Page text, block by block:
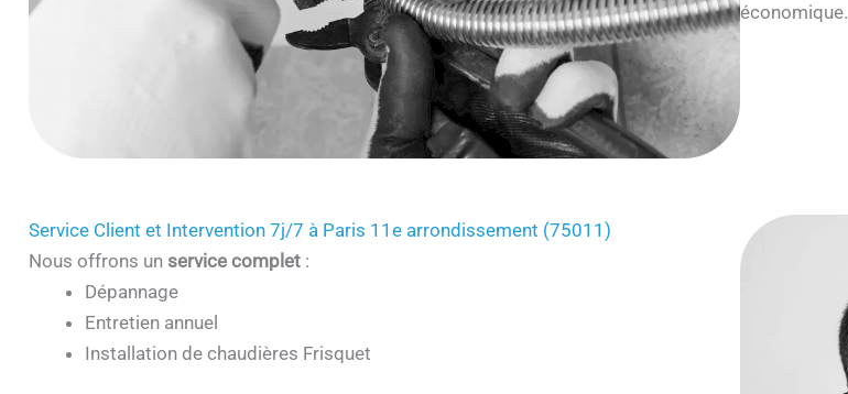
économique.
Service Client et Intervention 7j/7 à Paris 11e arrondissement (75011)
Nous offrons un service complet:
Dépannage
Entretien annuel
Installation de chaudières Frisquet